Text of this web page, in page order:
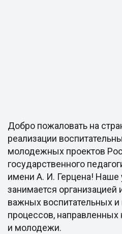
Добро пожаловать на
реализации
молодежных проектов
государственного
имени А. И. Герцена! Наше
занимается организацией
важных воспитательных
процессов, направленных
и молодежи.